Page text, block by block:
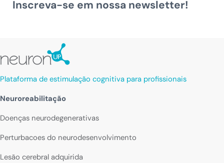
Inscreva-se em nossa newsletter!
Plataforma de estimulação cognitiva para profissionais
Neuroreabilitação
Doenças neurodegenerativas
Perturbacoes do neurodesenvolvimento
Lesão cerebral adquirida